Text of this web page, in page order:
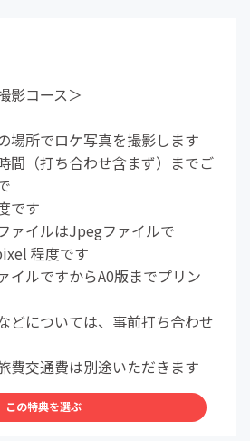
影コース＞
場所でロケ写真を撮影します
間（打ち合わせ含まず）までご
です
ァイルはJpegファイルで
程度です
ルですからA0版までプリン
どについては、事前打ち合わせ
費交通費は別途いただきます
この特典を選ぶ